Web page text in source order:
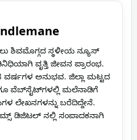
ಶಿವಮೊಗ್ಗದ ಸ್ಥಳೀಯ ನ್ಯೂಸ್
ವೃತ್ತಿ ಜೀವನ ಪ್ರಾರಂಭ.
ವರ್ಷಗಳ ಅನುಭವ. ಜಿಲ್ಲಾ ಮಟ್ಟದ
ವೆಬ್‌ಸೈಟ್‌ಗಳಲ್ಲಿ ಮಲೆನಾಡಿಗೆ
ಲೇಖನಗಳನ್ನು ಬರೆದಿದ್ದೇನೆ.
ಡಿಜಿಟಲ್ ನಲ್ಲಿ ಸಂಪಾದಕನಾಗಿ